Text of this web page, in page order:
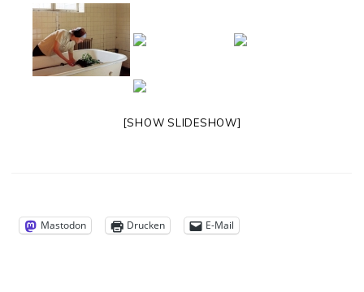
[SHOW SLIDESHOW]
Mastodon Drucken E-Mail